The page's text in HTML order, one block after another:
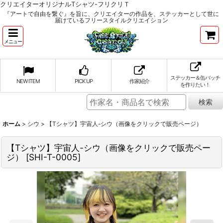
クリエイターオリジナルTシャツ-フリクリＴ
『アートで自由を繋ぐ』を旨に、クリエイターの作品を、ステッカーとして世に
届けているフリースタイルクリエイション
メニュー
NEW ITEM PICK UP 作家紹介
ステッカー＆缶バッチ
を作りたい！
ホーム > シウ > 【Tシャツ】宇宙人-シウ（画像をクリックで販売ページ）
【Tシャツ】宇宙人-シウ（画像をクリックで販売ペー
ジ）
[SHI-T-0005]